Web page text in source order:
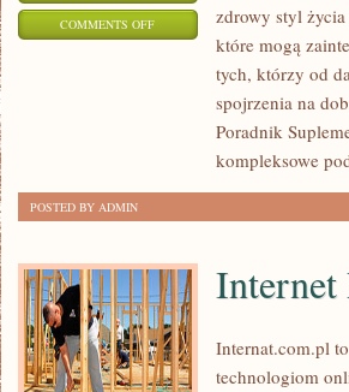
COMMENTS OFFON
zdrowy styl
które mogą
tych, którzy od
spojrzenia na
Poradnik
kompleksowe
POSTED BY ADMIN
Internat.com.pl
technologiom